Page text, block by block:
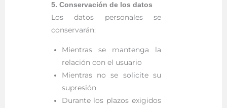
5. Conservación de los datos
Los datos personales se
conservarán:
Mientras se mantenga la
relación con el usuario
Mientras no se solicite su
supresión
Durante los plazos exigidos